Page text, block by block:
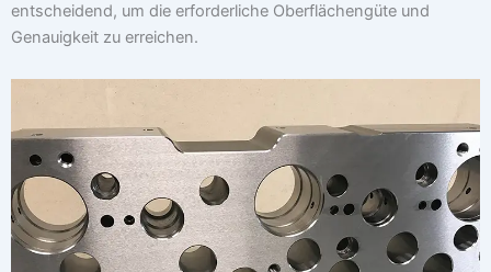
entscheidend, um die erforderliche Oberflächengüte und
Genauigkeit zu erreichen.